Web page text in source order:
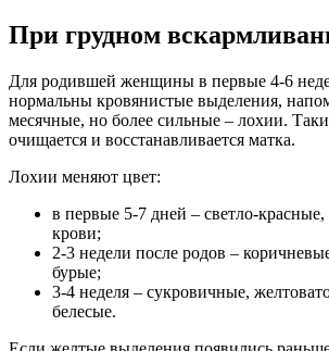
При грудном
Для родившей женщины в первые 4-6
нормальны кровянистые выделения,
месячные, но более сильные – лохии.
очищается и восстанавливается матка.
Лохии меняют цвет:
в первые 5-7 дней – светло-красные,
крови;
2-3 недели после родов –
бурые;
3-4 неделя – сукровичные,
белесые.